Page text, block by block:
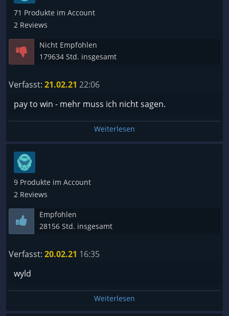
71 Produkte im Account
2 Reviews
Nicht Empfohlen
179634 Std. insgesamt
Verfasst: 21.02.21 22:06
pay to win - mehr muss ich nicht sagen.
Weiterlesen
9 Produkte im Account
2 Reviews
Empfohlen
28156 Std. insgesamt
Verfasst: 20.02.21 16:35
wyld
Weiterlesen